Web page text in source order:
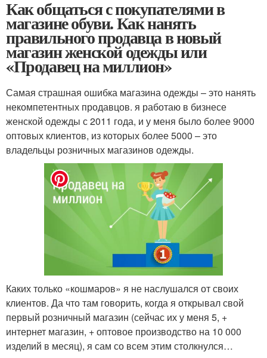
Как общаться с покупателями в
магазине обуви. Как нанять
правильного продавца в новый
магазин женской одежды или
«Продавец на миллион»
Самая страшная ошибка магазина одежды – это нанять
некомпетентных продавцов. я работаю в бизнесе
женской одежды с 2011 года, и у меня было более 9000
оптовых клиентов, из которых более 5000 – это
владельцы розничных магазинов одежды.
Каких только «кошмаров» я не наслушался от своих
клиентов. Да что там говорить, когда я открывал свой
первый розничный магазин (сейчас их у меня 5, +
интернет магазин, + оптовое производство на 10 000
изделий в месяц), я сам со всем этим столкнулся…